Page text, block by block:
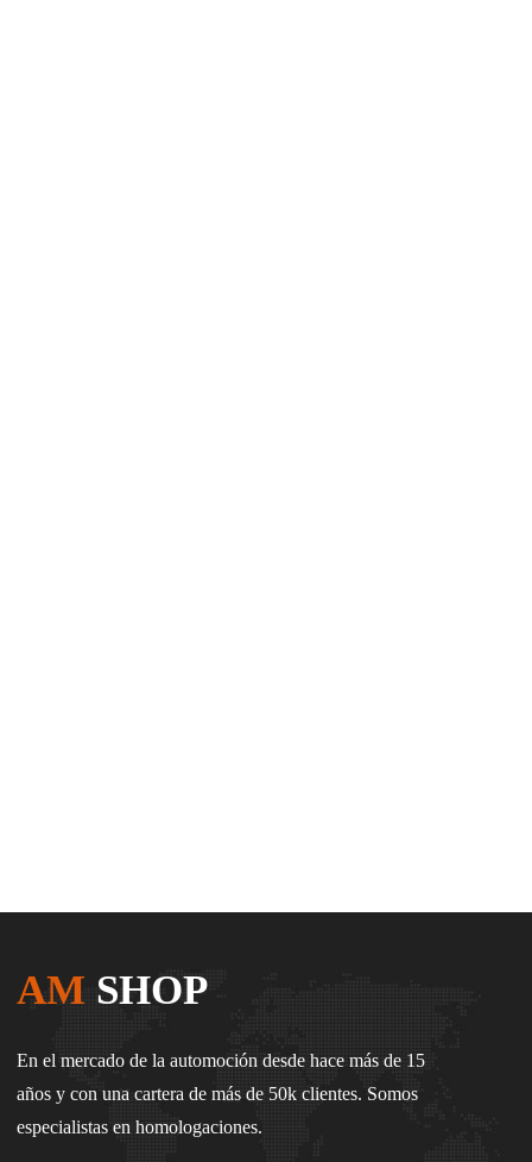
AM SHOP
En el mercado de la automoción desde hace más de 15
años y con una cartera de más de 50k clientes. Somos
especialistas en homologaciones.